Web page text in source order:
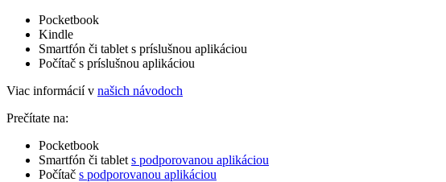
Pocketbook
Kindle
Smartfón či tablet s príslušnou aplikáciou
Počítač s príslušnou aplikáciou
Viac informácií v našich návodoch
Prečítate na:
Pocketbook
Smartfón či tablet s podporovanou aplikáciou
Počítač s podporovanou aplikáciou